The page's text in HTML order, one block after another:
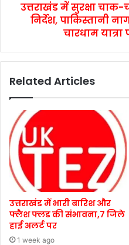
उत्तराखंड में सुरक्षा
निर्देश, पाकिस्तानी
चारधाम
Related Articles
उत्तराखंड में भारी बारिश और
फ्लैश फ्लड की संभावना,7 जिले
हाई अलर्ट पर
1 week ago